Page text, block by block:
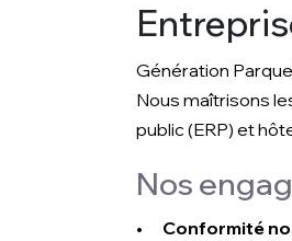
Génération
Nous maîtrisons
public (ERP) et
Nos
• Conformité